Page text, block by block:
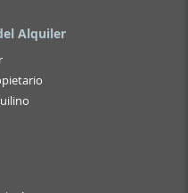
Alquiler